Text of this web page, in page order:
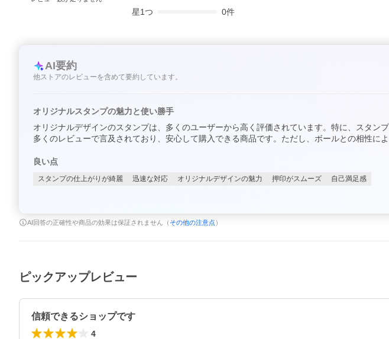
星1つ 0件
AI要約
他ストアのレビューを含めて要約しています。
オリジナルスタンプの魅力と使い勝手
オリジナルデザインのスタンプは、多くのユーザーから高く評価されています。特に、スタ
多くのレビューで言及されており、安心して購入できる商品です。ただし、ボールとの相性に
良い点
スタンプの仕上がりが綺麗 迅速な対応 オリジナルデザインの魅力 押印がスムーズ 自己満足感
AI回答の正確性や商品の効果は保証されません（ その他の注意点 ）
ピックアップレビュー
信頼できるショップです
4